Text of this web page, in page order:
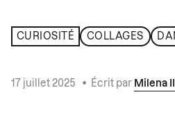
CURIOSITÉ COLLAGES
17 juillet 2025 • Écrit par Milena III